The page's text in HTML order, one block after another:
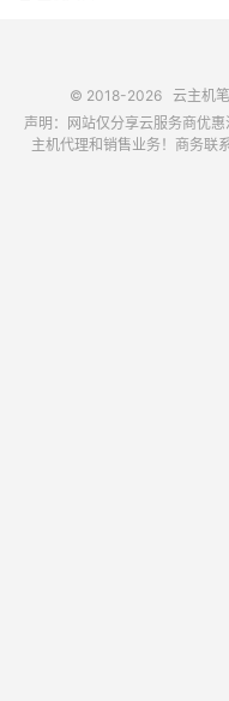
© 2018-2026 云主机
声明：网站仅分享云服务商优
主机代理和销售业务！商务联